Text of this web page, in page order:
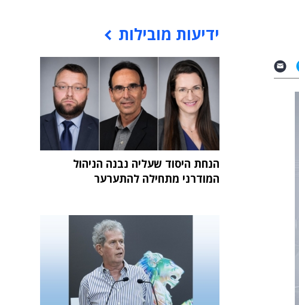
ידיעות מובילות
הנחת היסוד שעליה נבנה הניהול
המודרני מתחילה להתערער